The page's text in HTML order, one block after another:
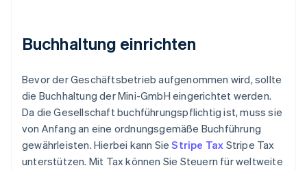
Buchhaltung einrichten
Bevor der Geschäftsbetrieb aufgenommen wird, sollte
die Buchhaltung der Mini-GmbH eingerichtet werden.
Da die Gesellschaft buchführungspflichtig ist, muss sie
von Anfang an eine ordnungsgemäße Buchführung
gewährleisten. Hierbei kann SieStripe Tax Stripe Tax
unterstützen. Mit Tax können Sie Steuern für weltweite